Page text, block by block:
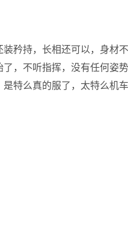
矜持，长相还可以，身材
，不听指挥，没有任何姿
特么真的服了，太特么机